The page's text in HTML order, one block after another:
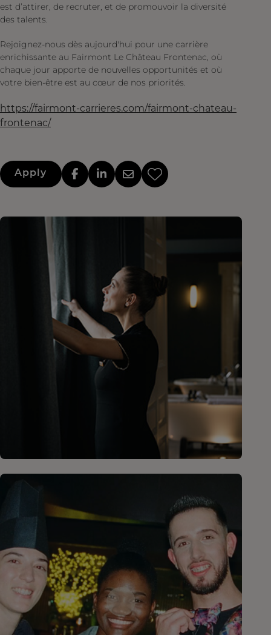
est d’attirer, de recruter, et de promouvoir la diversité
des talents.
Rejoignez-nous dès aujourd'hui pour une carrière
enrichissante au Fairmont Le Château Frontenac, où
chaque jour apporte de nouvelles opportunités et où
votre bien-être est au cœur de nos priorités.
https://fairmont-carrieres.com/fairmont-chateau-
frontenac/
Apply